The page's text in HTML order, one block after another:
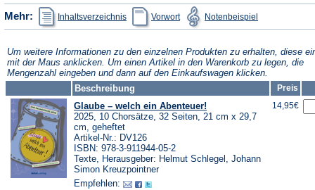
einem
neuen
Mehr: Inhaltsverzeichnis
(Öffnet
in
einem
Tab)
Vorwort
(Öffnet
in
einem
Tab)
Notenbeispiel in
einem
Tab)
Um weitere Informationen zu den einzelnen Produkten zu erhalten, diese
mit der Maus anklicken. Um einen Artikel in den Warenkorb zu legen, die
Mengenzahl eingeben und dann auf den Einkaufswagen klicken.
Beschreibung
Preis
Glaube – welch ein Abenteuer!
2025, 10 Chorsätze, 32 Seiten, 21 cm x 29,7
cm, geheftet
Artikel-Nr.: DV126
ISBN: 978-3-911944-05-2
Texte, Herausgeber: Helmut Schlegel, Johann
Simon Kreuzpointner
Empfehlen:
14,95€